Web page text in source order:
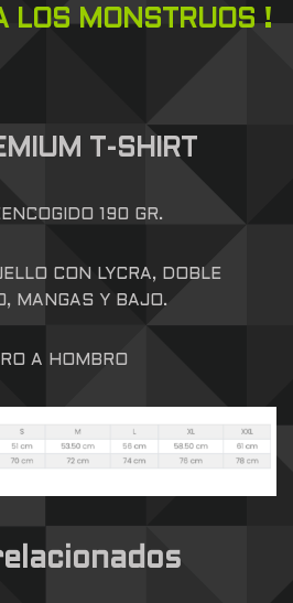
LOS MONSTRUOS !
T-SHIRT
190 GR.
CON LYCRA, DOBLE
MANGAS Y BAJO.
A HOMBRO